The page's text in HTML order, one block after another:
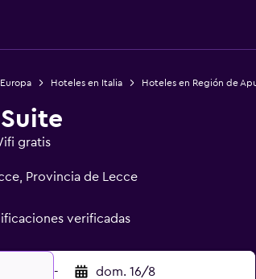
Hoteles en Italia Hoteles en Región de
gratis
Provincia de Lecce
verificadas
- dom. 16/8